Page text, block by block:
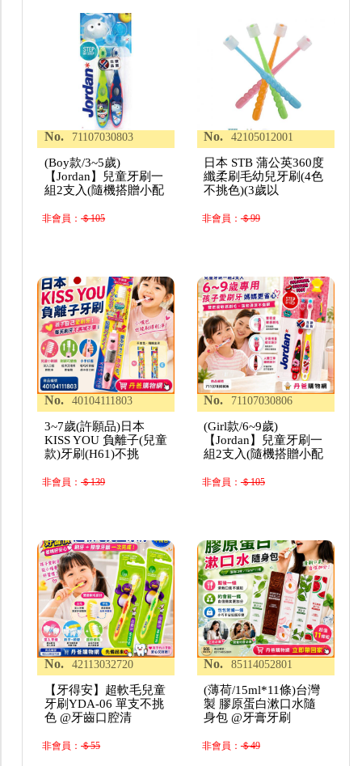
No. 71107030803
(Boy款/3~5歲)
【Jordan】兒童牙刷一
組2支入(隨機搭贈小配
非會員：＄105
No. 42105012001
日本 STB 蒲公英360度
纖柔刷毛幼兒牙刷(4色
不挑色)(3歲以
非會員：＄99
No. 40104111803
3~7歲(許願品)日本
KISS YOU 負離子(兒童
款)牙刷(H61)不挑
非會員：＄139
No. 71107030806
(Girl款/6~9歲)
【Jordan】兒童牙刷一
組2支入(隨機搭贈小配
非會員：＄105
No. 42113032720
【牙得安】超軟毛兒童
牙刷YDA-06 單支不挑
色 @牙齒口腔清
非會員：＄55
No. 85114052801
(薄荷/15ml*11條)台灣
製 膠原蛋白漱口水隨
身包 @牙膏牙刷
非會員：＄49